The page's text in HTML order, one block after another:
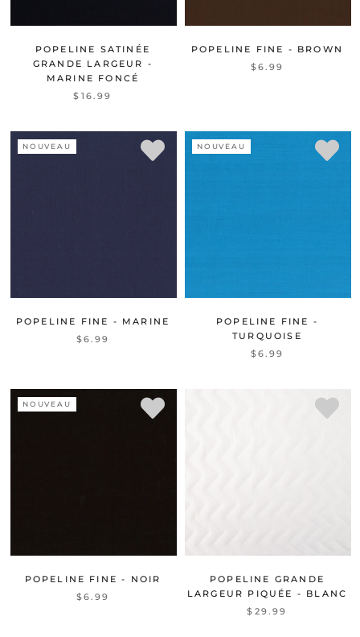
POPELINE SATINÉE
GRANDE LARGEUR -
MARINE FONCÉ
$16.99
POPELINE FINE - BROWN
$6.99
NOUVEAU
POPELINE FINE - MARINE
$6.99
NOUVEAU
POPELINE FINE -
TURQUOISE
$6.99
NOUVEAU
POPELINE FINE - NOIR
$6.99
POPELINE GRANDE
LARGEUR PIQUÉE - BLANC
$29.99